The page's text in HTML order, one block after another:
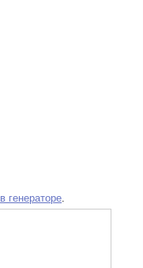
в генераторе